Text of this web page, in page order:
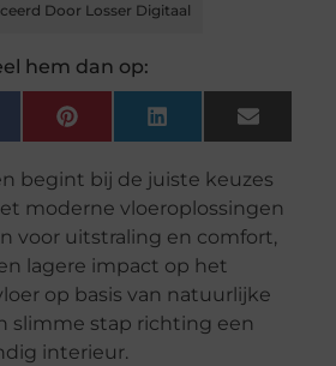
Door Losser Digitaal
hem dan op:
Pinterest LinkedIn Email
begint bij de juiste keuzes
moderne vloeroplossingen
voor uitstraling en comfort,
lagere impact op het
op basis van natuurlijke
slimme stap richting een
interieur.